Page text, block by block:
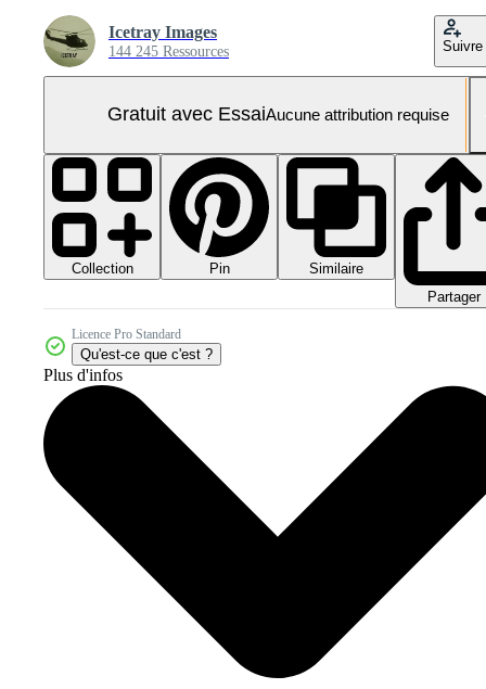
Icetray Images
144 245 Ressources Suivre
Gratuit avec EssaiAucune attribution requise
Collection Pin
Similaire
Partager
Licence Pro Standard
Qu'est-ce que c'est ?
Plus d'infos